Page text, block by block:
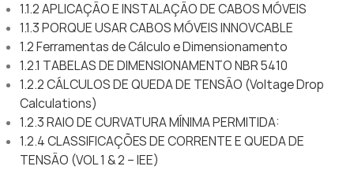
1.1.2 APLICAÇÃO E INSTALAÇÃO DE CABOS MÓVEIS
1.1.3 PORQUE USAR CABOS MÓVEIS INNOVCABLE
1.2 Ferramentas de Cálculo e Dimensionamento
1.2.1 TABELAS DE DIMENSIONAMENTO NBR 5410
1.2.2 CÁLCULOS DE QUEDA DE TENSÃO (Voltage Drop
Calculations)
1.2.3 RAIO DE CURVATURA MÍNIMA PERMITIDA:
1.2.4 CLASSIFICAÇÕES DE CORRENTE E QUEDA DE
TENSÃO (VOL 1 & 2 – IEE)